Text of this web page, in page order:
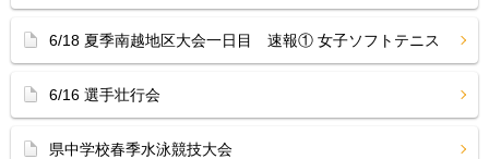
6/18 夏季南越地区大会一日目 速報① 女子ソフトテニス
6/16 選手壮行会
県中学校春季水泳競技大会